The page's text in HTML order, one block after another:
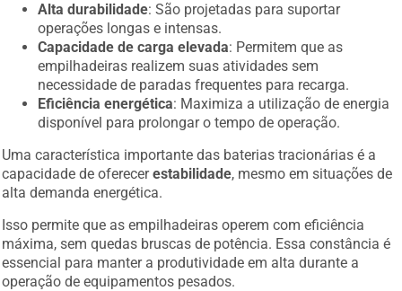
Alta durabilidade: São projetadas para suportar
operações longas e intensas.
Capacidade de carga elevada: Permitem que as
empilhadeiras realizem suas atividades sem
necessidade de paradas frequentes para recarga.
Eficiência energética: Maximiza a utilização de energia
disponível para prolongar o tempo de operação.
Uma característica importante das baterias tracionárias é a
capacidade de oferecerestabilidade, mesmo em situações de
alta demanda energética.
Isso permite que as empilhadeiras operem com eficiência
máxima, sem quedas bruscas de potência. Essa constância é
essencial para manter a produtividade em alta durante a
operação de equipamentos pesados.